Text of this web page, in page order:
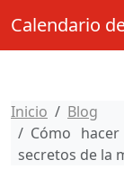
Calendario
Inicio
Blog
Cómo
secretos de la